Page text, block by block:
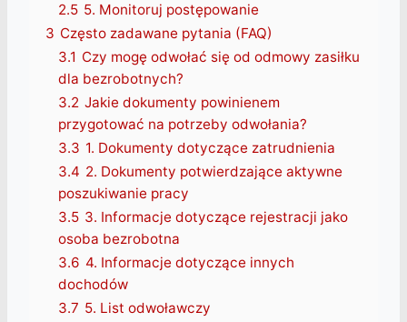
2.5 5. Monitoruj postępowanie
3 Często zadawane pytania (FAQ)
3.1 Czy mogę odwołać się od odmowy zasiłku
dla bezrobotnych?
3.2 Jakie dokumenty powinienem
przygotować na potrzeby odwołania?
3.3 1. Dokumenty dotyczące zatrudnienia
3.4 2. Dokumenty potwierdzające aktywne
poszukiwanie pracy
3.5 3. Informacje dotyczące rejestracji jako
osoba bezrobotna
3.6 4. Informacje dotyczące innych
dochodów
3.7 5. List odwoławczy